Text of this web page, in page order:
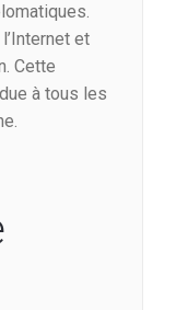
et
Cette
à tous les